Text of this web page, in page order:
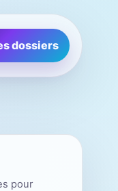
dossiers
pour